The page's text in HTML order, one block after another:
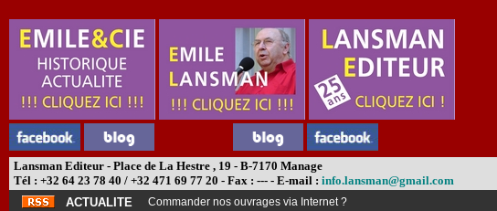
Lansman Editeur - Place de La Hestre , 19 - B-7170 Manage
Tél : +32 64 23 78 40 / +32 471 69 77 20 - Fax : --- - E-mail : info.lansman@gmail.com
ACTUALITE Commander nos ouvrages via Internet ?